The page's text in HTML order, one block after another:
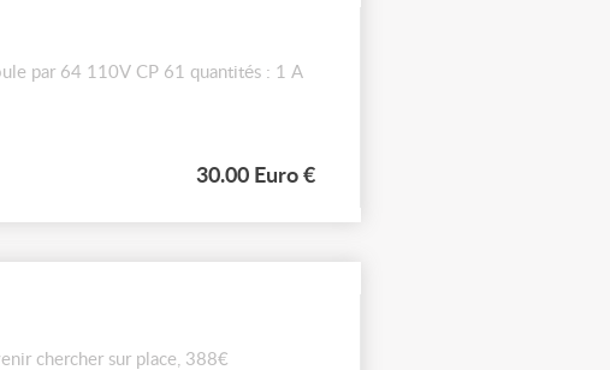
par 64 110V CP 61 quantités : 1 A
30.00 Euro €
chercher sur place, 388€